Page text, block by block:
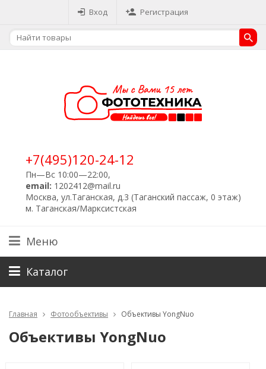
Вход Регистрация
+7(495)120-24-12
Пн—Вс 10:00—22:00,
email: 1202412@mail.ru
Москва, ул.Таганская, д.3 (Таганский пассаж, 0 этаж)
м. Таганская/Марксистская
Меню
Каталог
Главная Фотообъективы Объективы YongNuo
Объективы YongNuo